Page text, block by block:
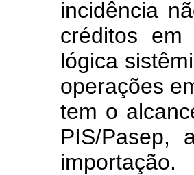
incidência
créditos
lógica
operações
tem o
PIS/Pasep,
importação.